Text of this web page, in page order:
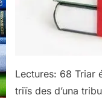
Lectures: 68 Triar
triïs des d’una